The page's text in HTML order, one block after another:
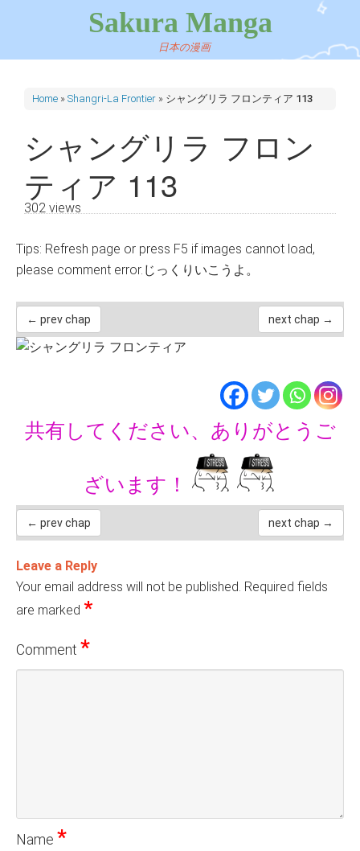
Sakura Manga
日本の漫画
Home » Shangri-La Frontier » シャングリラ フロンティア 113
シャングリラ フロン
ティア 113
302 views
Tips: Refresh page or press F5 if images cannot load,
please comment error.じっくりいこうよ。
← prev chap next chap →
共有してください、ありがとうご
ざいます！
← prev chap next chap →
Leave a Reply
Your email address will not be published. Required fields
are marked *
Comment *
Name *